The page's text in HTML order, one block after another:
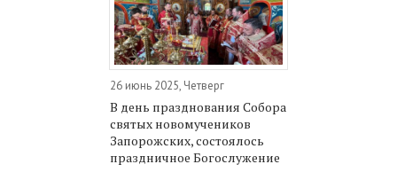
26 июнь 2025, Четверг
В день празднования Собора
святых новомучеников
Запорожских, состоялось
праздничное Богослужение